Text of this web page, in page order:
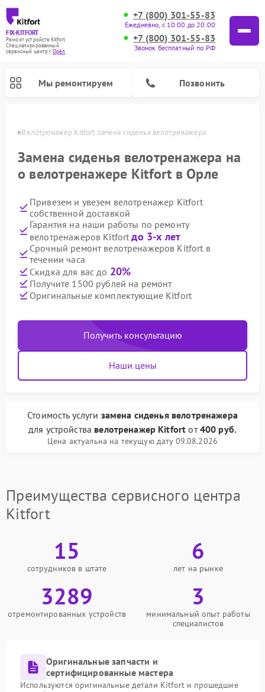
FIX-KITFORT
Ремонт устройств Kitfort
Специализированный
cервисный центр г.Орёл
+7 (800) 301-55-83
Ежедневно, с 10:00 до 20:00
+7 (800) 301-55-83
Звонок бесплатный по РФ
Мы ремонтируем Позвонить
Велотренажер Kitfort замена сиденья велотренажера
Замена сиденья велотренажера на
о велотренажере Kitfort в Орле
Привезем и увезем велотренажер Kitfort
собственной доставкой
Гарантия на наши работы по ремонту
велотренажеров Kitfortдо 3-х лет
Срочный ремонт велотренажеров Kitfort в
течении часа
Скидка для вас до 20%
Получите 1500 рублей на ремонт
Оригинальные комплектующие Kitfort
Получить консультацию
Наши цены
Стоимость услуги замена сиденья велотренажера
для устройства велотренажер Kitfort от400 руб.
Цена актуальна на текущую дату 09.08.2026
Преимущества сервисного центра
Kitfort
15
сотрудников в штате
6
лет на рынке
3289
отремонтированных устройств
3
минимальный опыт работы
специалистов
Оригинальные запчасти и
сертифицированные мастера
Используются оригинальные детали Kitfort и прошедшие